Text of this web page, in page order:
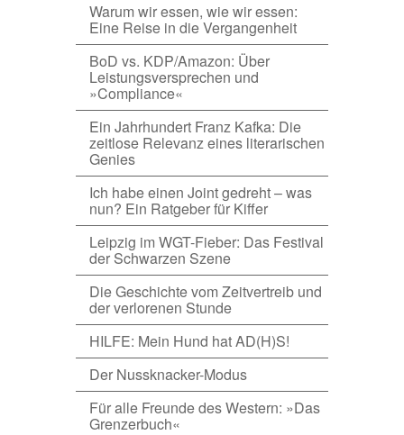
Warum wir essen, wie wir essen:
Eine Reise in die Vergangenheit
BoD vs. KDP/Amazon: Über
Leistungsversprechen und
»Compliance«
Ein Jahrhundert Franz Kafka: Die
zeitlose Relevanz eines literarischen
Genies
Ich habe einen Joint gedreht – was
nun? Ein Ratgeber für Kiffer
Leipzig im WGT-Fieber: Das Festival
der Schwarzen Szene
Die Geschichte vom Zeitvertreib und
der verlorenen Stunde
HILFE: Mein Hund hat AD(H)S!
Der Nussknacker-Modus
Für alle Freunde des Western: »Das
Grenzerbuch«